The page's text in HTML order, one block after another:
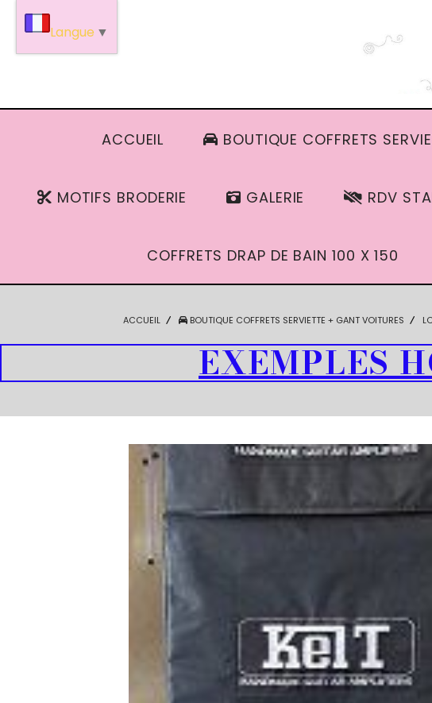
ACCUEIL BOUTIQUE COFFRETS
MOTIFS BRODERIE GALERIE RDV
COFFRETS DRAP DE BAIN 100 X 150
ACCUEIL BOUTIQUE COFFRETS SERVIETTE + GANT VOITURES
EXEMPLES
Langue ▼